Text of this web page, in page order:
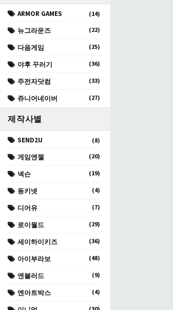
ARMOR GAMES (14)
뉴그라운즈 (22)
다음게임 (25)
야후 꾸러기 (36)
주전자닷컴 (33)
쥬니어네이버 (27)
제작사별
SEND2U (8)
게임엔젤 (20)
넥슨 (19)
동키넷 (4)
디어유 (7)
로이월드 (29)
세이하이키즈 (36)
아이부라보 (48)
엔블러드 (9)
엔아트박스 (4)